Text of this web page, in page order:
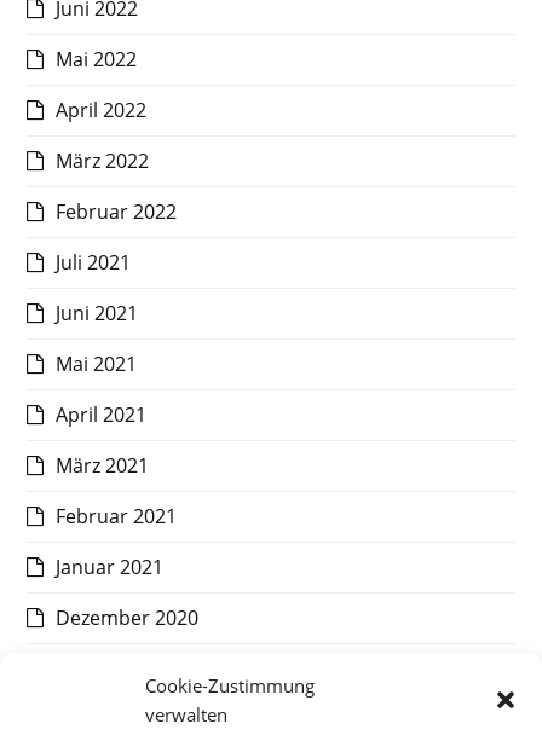
Cookie-Zustimmung
verwalten
Juni 2022
Mai 2022
April 2022
März 2022
Februar 2022
Juli 2021
Juni 2021
Mai 2021
April 2021
März 2021
Februar 2021
Januar 2021
Dezember 2020
Oktober 2020